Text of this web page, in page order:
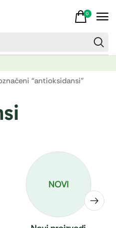
0
“antioksidansi”
NOVI